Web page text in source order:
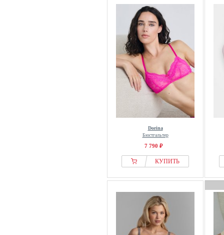
Dorina
Бюстгальтер
7 790 ₽
КУПИТЬ